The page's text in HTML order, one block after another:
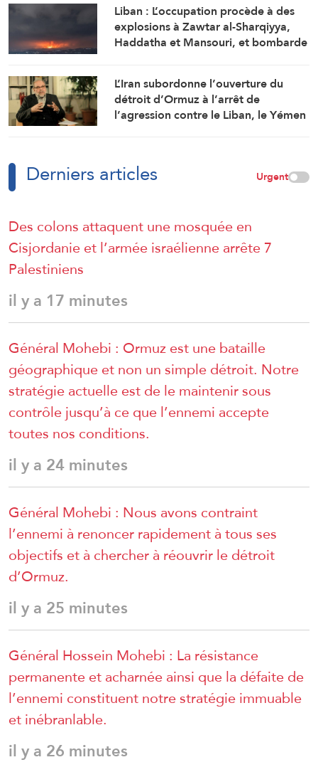
Liban : L’occupation procède à des
explosions à Zawtar al-Sharqiyya,
Haddatha et Mansouri, et bombarde
L’Iran subordonne l’ouverture du
détroit d’Ormuz à l’arrêt de
l’agression contre le Liban, le Yémen
Derniers articles Urgent
Des colons attaquent une mosquée en
Cisjordanie et l’armée israélienne arrête 7
Palestiniens
il y a 17 minutes
Général Mohebi : Ormuz est une bataille
géographique et non un simple détroit. Notre
stratégie actuelle est de le maintenir sous
contrôle jusqu’à ce que l’ennemi accepte
toutes nos conditions.
il y a 24 minutes
Général Mohebi : Nous avons contraint
l’ennemi à renoncer rapidement à tous ses
objectifs et à chercher à réouvrir le détroit
d’Ormuz.
il y a 25 minutes
Général Hossein Mohebi : La résistance
permanente et acharnée ainsi que la défaite de
l’ennemi constituent notre stratégie immuable
et inébranlable.
il y a 26 minutes